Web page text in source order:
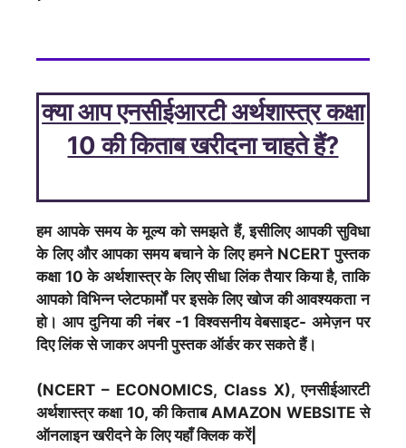
क्या आप एनसीईआरटीअर्थशास्त्र कक्षा
10 की किताबखरीदना चाहते हैं?
हम आपके समय के मूल्य को समझते हैं, इसीलिए आपकी सुविधा
के लिए और आपका समय बचाने के लिए हमने NCERT पुस्तक
कक्षा 10 के अर्थशास्त्रके लिए सीधा लिंक तैयार किया है, ताकि
आपको विभिन्न प्लेटफार्मों पर इसके लिए खोज की आवश्यकता न
हो। आप दुनिया की नंबर -1 विश्वसनीय वेबसाइट- अमेज़न पर
दिए लिंक से जाकर अपनी पुस्तक ऑर्डर कर सकते हैं।
(NCERT – ECONOMICS, Class X), एनसीईआरटी
अर्थशास्त्रकक्षा 10, की किताब AMAZON WEBSITE से
ऑनलाइन खरीदने के लिए यहाँ क्लिक करें|